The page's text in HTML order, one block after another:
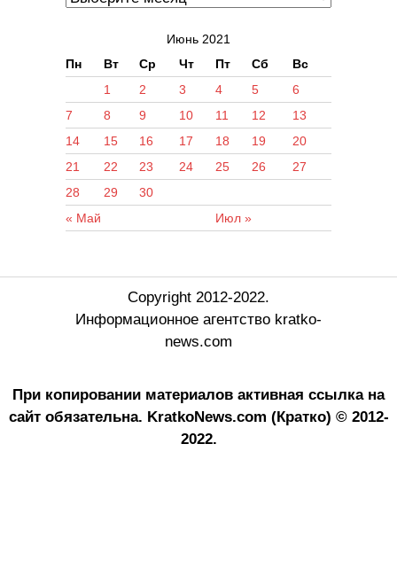
Июнь 2021
Пн
Вт Ср Чт Пт Сб Вс
« Май Июл »
1 2 3 4 5
6
7
8 9 10 11 12
13
14
15 16 17 18 19
20
21
22 23 24 25 26
27
28
29 30
Copyright 2012-2022.
Информационное агентство kratko-
news.com
При копировании материалов активная ссылка на
сайт обязательна. KratkoNews.com (Кратко) © 2012-
2022.